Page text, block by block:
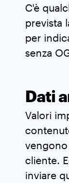
C'è
prevista
per
senza
Dati
Valori
cliente.
inviare